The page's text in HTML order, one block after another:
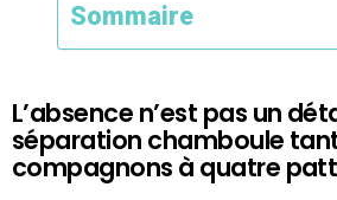
Sommaire
L’absence n’est pas un
séparation chamboule
compagnons à quatre